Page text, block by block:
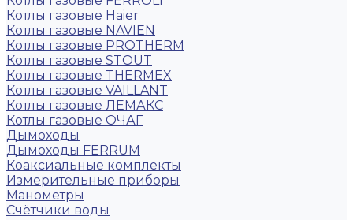
Котлы газовые Haier
Котлы газовые NAVIEN
Котлы газовые PROTHERM
Котлы газовые STOUT
Котлы газовые THERMEX
Котлы газовые VAILLANT
Котлы газовые ЛЕМАКС
Котлы газовые ОЧАГ
Дымоходы
Дымоходы FERRUM
Коаксиальные комплекты
Измерительные приборы
Манометры
Счётчики воды